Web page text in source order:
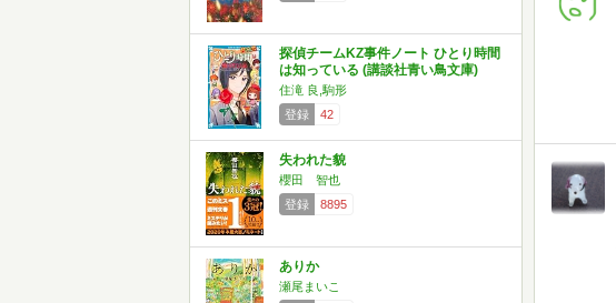
探偵チームKZ事件ノート ひとり時間
は知っている (講談社青い鳥文庫)
住滝 良,駒形
登録
42
失われた貌
櫻田 智也
登録
8895
ありか
瀬尾まいこ